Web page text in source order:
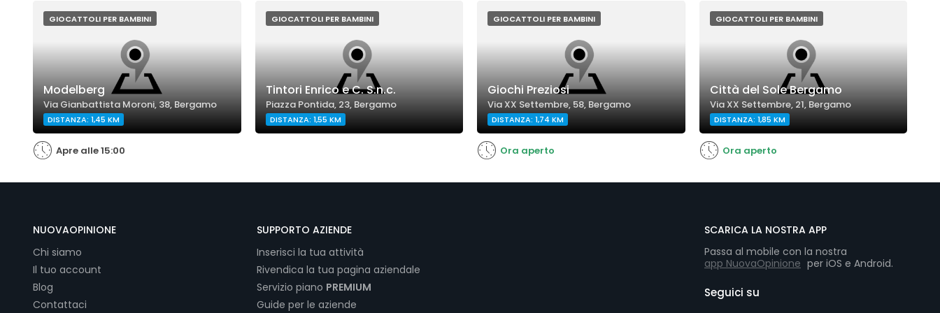
GIOCATTOLI PER BAMBINI
Modelberg
Via Gianbattista Moroni, 38, Bergamo
DISTANZA: 1,45 KM
Apre alle 15:00
GIOCATTOLI PER BAMBINI
Tintori Enrico e C. S.n.c.
Piazza Pontida, 23, Bergamo
DISTANZA: 1,55 KM
GIOCATTOLI PER BAMBINI
Giochi Preziosi
Via XX Settembre, 58, Bergamo
DISTANZA: 1,74 KM
Ora aperto
GIOCATTOLI PER BAMBINI
Città del Sole Bergamo
Via XX Settembre, 21, Bergamo
DISTANZA: 1,85 KM
Ora aperto
NUOVAOPINIONE
Chi siamo
Il tuo account
Blog
Contattaci
SUPPORTO AZIENDE
Inserisci la tua attività
Rivendica la tua pagina aziendale
Servizio piano PREMIUM
Guide per le aziende
SCARICA LA NOSTRA APP
Passa al mobile con la nostra
app NuovaOpinione per iOS e Android.
Seguici su